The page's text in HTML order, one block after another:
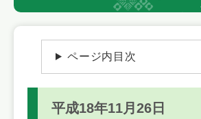
ページ内目次
平成18年11月26日